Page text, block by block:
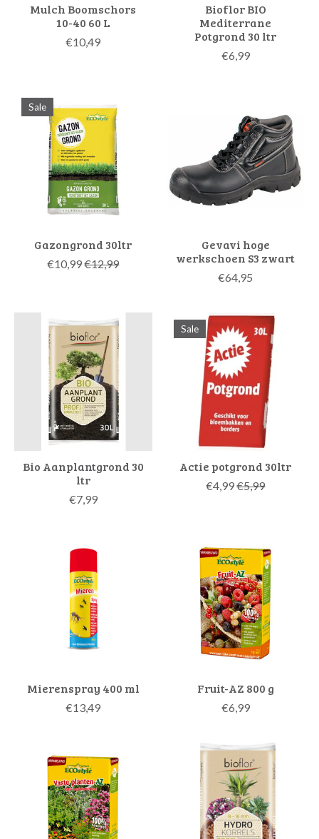
Mulch Boomschors
10-40 60 L
€10,49
Bioflor BIO
Mediterrane
Potgrond 30 ltr
€6,99
Sale
Gazongrond 30ltr
€10,99€12,99
Gevavi hoge
werkschoen S3 zwart
€64,95
Bio Aanplantgrond 30
ltr
€7,99
Sale
Actie potgrond 30ltr
€4,99€5,99
Mierenspray 400 ml
€13,49
Fruit-AZ 800 g
€6,99